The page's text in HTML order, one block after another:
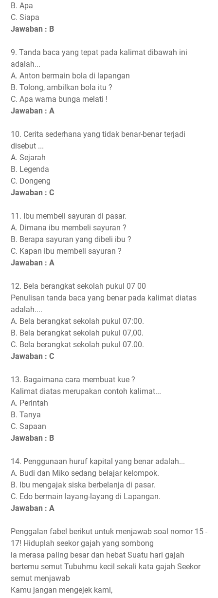
B. Apa
C. Siapa
Jawaban : B
9. Tanda baca yang tepat pada kalimat dibawah ini
adalah...
A. Anton bermain bola di lapangan
B. Tolong, ambilkan bola itu ?
C. Apa warna bunga melati !
Jawaban : A
10. Cerita sederhana yang tidak benar-benar terjadi
disebut ...
A. Sejarah
B. Legenda
C. Dongeng
Jawaban : C
11. Ibu membeli sayuran di pasar.
A. Dimana ibu membeli sayuran ?
B. Berapa sayuran yang dibeli ibu ?
C. Kapan ibu membeli sayuran ?
Jawaban : A
12. Bela berangkat sekolah pukul 07 00
Penulisan tanda baca yang benar pada kalimat diatas
adalah....
A. Bela berangkat sekolah pukul 07:00.
B. Bela berangkat sekolah pukul 07,00.
C. Bela berangkat sekolah pukul 07.00.
Jawaban : C
13. Bagaimana cara membuat kue ?
Kalimat diatas merupakan contoh kalimat...
A. Perintah
B. Tanya
C. Sapaan
Jawaban : B
14. Penggunaan huruf kapital yang benar adalah...
A. Budi dan Miko sedang belajar kelompok.
B. Ibu mengajak siska berbelanja di pasar.
C. Edo bermain layang-layang di Lapangan.
Jawaban : A
Penggalan fabel berikut untuk menjawab soal nomor 15 -
17! Hiduplah seekor gajah yang sombong
la merasa paling besar dan hebat Suatu hari gajah
bertemu semut Tubuhmu kecil sekali kata gajah Seekor
semut menjawab
Kamu jangan mengejek kami,